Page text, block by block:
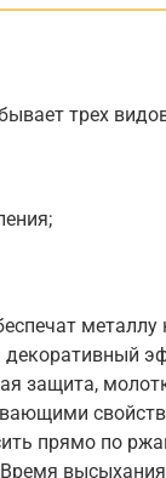
трех
защита,
прямо по